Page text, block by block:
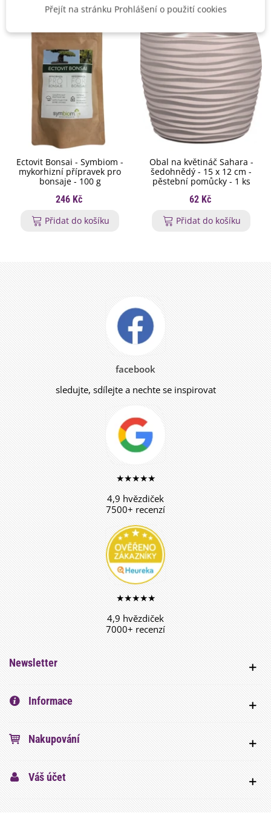
Ectovit Bonsai - Symbiom -
mykorhizní přípravek pro
bonsaje - 100 g
246 Kč
Přidat do košíku
Obal na květináč Sahara -
šedohnědý - 15 x 12 cm -
pěstební pomůcky - 1 ks
62 Kč
Přidat do košíku
facebook
sledujte, sdílejte a nechte se inspirovat
★★★★★
4,9 hvězdiček
7500+ recenzí
★★★★★
4,9 hvězdiček
7000+ recenzí
Newsletter
Informace
Nakupování
Váš účet
Přejít na stránku Prohlášení o použití cookies